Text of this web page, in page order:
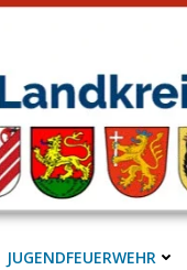
JUGENDFEUERWEHR